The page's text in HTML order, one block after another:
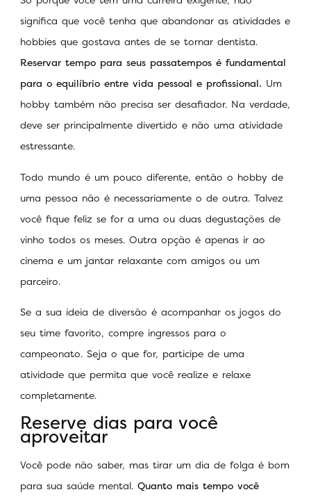
significa que você tenha que abandonar as atividades e
hobbies que gostava antes de se tornar dentista.
Reservar tempo para seus passatempos é fundamental
para o equilíbrio entre vida pessoal e profissional. Um
hobby também não precisa ser desafiador. Na verdade,
deve ser principalmente divertido e não uma atividade
estressante.
Todo mundo é um pouco diferente, então o hobby de
uma pessoa não é necessariamente o de outra. Talvez
você fique feliz se for a uma ou duas degustações de
vinho todos os meses. Outra opção é apenas ir ao
cinema e um jantar relaxante com amigos ou um
parceiro.
Se a sua ideia de diversão é acompanhar os jogos do
seu time favorito, compre ingressos para o
campeonato. Seja o que for, participe de uma
atividade que permita que você realize e relaxe
completamente.
Reserve dias para você
aproveitar
Você pode não saber, mas tirar um dia de folga é bom
para sua saúde mental. Quanto mais tempo você